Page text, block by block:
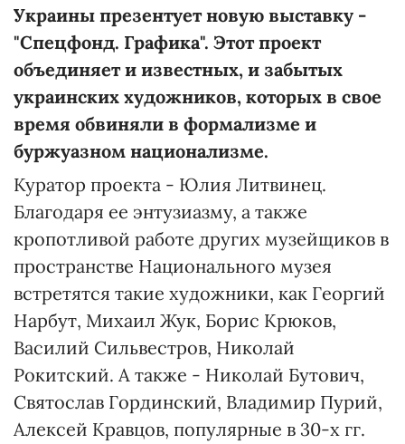
Украины презентует новую выставку -
"Спецфонд. Графика". Этот проект
объединяет и известных, и забытых
украинских художников, которых в свое
время обвиняли в формализме и
буржуазном национализме.
Куратор проекта - Юлия Литвинец.
Благодаря ее энтузиазму, а также
кропотливой работе других музейщиков в
пространстве Национального музея
встретятся такие художники, как Георгий
Нарбут, Михаил Жук, Борис Крюков,
Василий Сильвестров, Николай
Рокитский. А также - Николай Бутович,
Святослав Гординский, Владимир Пурий,
Алексей Кравцов, популярные в 30-х гг.